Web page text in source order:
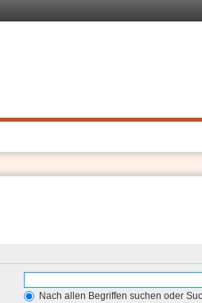
Nach allen Begriffen suchen oder